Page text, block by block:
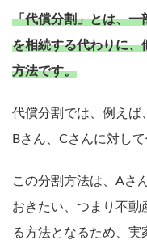
「代償分割」とは、一
を相続する代わりに、
方法です。
代償分割では、例えば
Bさん、Cさんに対し
この分割方法は、Aさ
おきたい、つまり不動
る方法となるため、実